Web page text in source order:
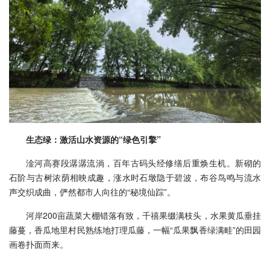
生态绿：激活山水资源的“绿色引擎”
淦河高赛段潺潺流淌，百年古码头经修缮后重焕生机。新砌的
石阶与古树浓荫相映成趣，涨水时石墩隐于碧波，布谷鸟鸣与流水
声交织成曲，俨然都市人向往的“秘境仙踪”。
河岸200亩蔬菜大棚错落有致，千禧果缀满枝头，水果黄瓜垂挂
藤蔓，香瓜地里村民熟练地打理瓜藤，一幅“瓜果飘香绿满畦”的田园
画卷扑面而来。